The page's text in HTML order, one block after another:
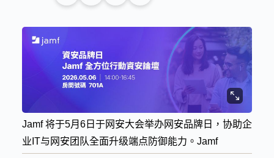
Jamf 将于5月6日于网安大会举办网安品牌日，协助企
业IT与网安团队全面升级端点防御能力。Jamf